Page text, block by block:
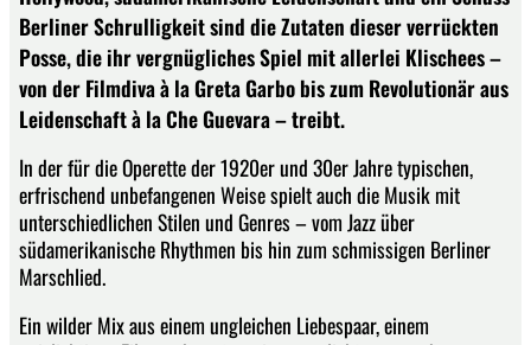
Berliner Schrulligkeit sind die Zutaten dieser verrückten
Posse, die ihr vergnügliches Spiel mit allerlei Klischees –
von der Filmdiva à la Greta Garbo bis zum Revolutionär aus
Leidenschaft à la Che Guevara – treibt.
In der für die Operette der 1920er und 30er Jahre typischen,
erfrischend unbefangenen Weise spielt auch die Musik mit
unterschiedlichen Stilen und Genres – vom Jazz über
südamerikanische Rhythmen bis hin zum schmissigen Berliner
Marschlied.
Ein wilder Mix aus einem ungleichen Liebespaar, einem